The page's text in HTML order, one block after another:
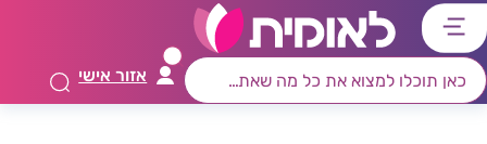
דלג
לתפריט
ראשי
דלג
לרכיב
חיפוש
דלג
לתוכן
מרכזי
דלג
לאזור
קישורים
אזור אישי